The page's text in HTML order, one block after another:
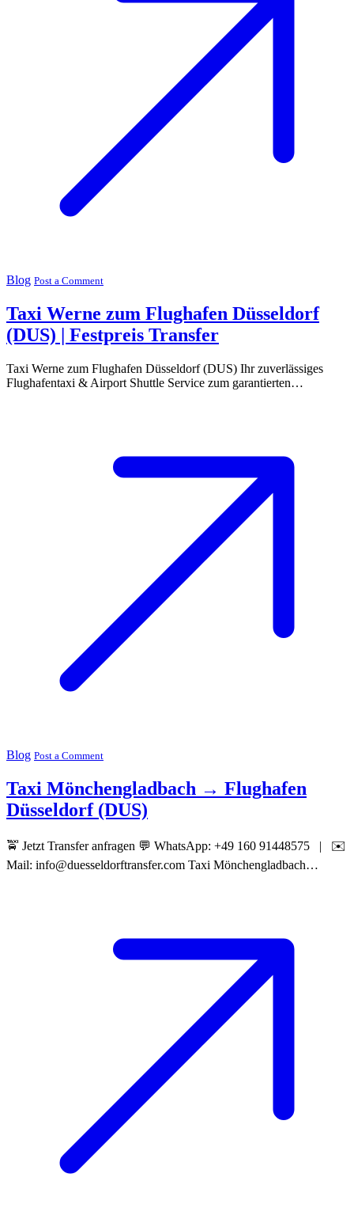
Blog Post a Comment
Taxi Werne zum Flughafen Düsseldorf
(DUS) | Festpreis Transfer
Taxi Werne zum Flughafen Düsseldorf (DUS) Ihr zuverlässiges
Flughafentaxi & Airport Shuttle Service zum garantierten…
Blog Post a Comment
Taxi Mönchengladbach → Flughafen
Düsseldorf (DUS)
🚖 Jetzt Transfer anfragen 💬 WhatsApp: +49 160 91448575 | ✉️
Mail: info@duesseldorftransfer.com Taxi Mönchengladbach…